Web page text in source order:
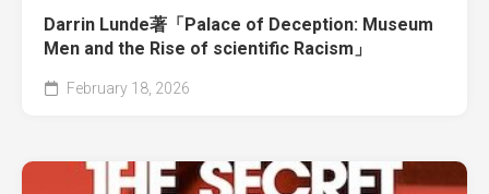
Darrin Lunde著「Palace of Deception: Museum
Men and the Rise of scientific Racism」
February 18, 2026